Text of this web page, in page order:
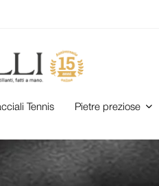
Tennis Pietre preziose